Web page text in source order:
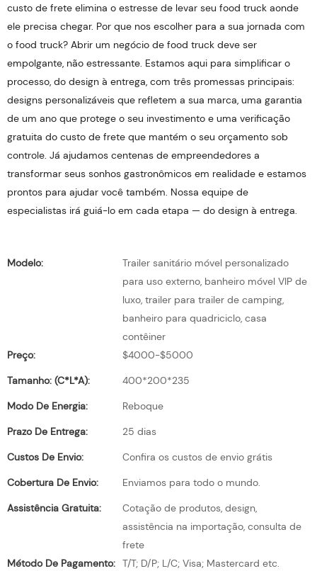
custo de frete elimina o estresse de levar seu food truck aonde
ele precisa chegar. Por que nos escolher para a sua jornada com
o food truck? Abrir um negócio de food truck deve ser
empolgante, não estressante. Estamos aqui para simplificar o
processo, do design à entrega, com três promessas principais:
designs personalizáveis ​​que refletem a sua marca, uma garantia
de um ano que protege o seu investimento e uma verificação
gratuita do custo de frete que mantém o seu orçamento sob
controle. Já ajudamos centenas de empreendedores a
transformar seus sonhos gastronômicos em realidade e estamos
prontos para ajudar você também. Nossa equipe de
especialistas irá guiá-lo em cada etapa — do design à entrega.
Modelo:
Trailer sanitário móvel personalizado
para uso externo, banheiro móvel VIP de
luxo, trailer para trailer de camping,
banheiro para quadriciclo, casa
contêiner
Preço:
$4000-$5000
Tamanho: (C*L*A):
400*200*235
Modo De Energia:
Reboque
Prazo De Entrega:
25 dias
Custos De Envio:
Confira os custos de envio grátis
Cobertura De Envio:
Enviamos para todo o mundo.
Assistência Gratuita:
Cotação de produtos, design,
assistência na importação, consulta de
frete
Método De Pagamento: T/T; D/P; L/C; Visa; Mastercard etc.